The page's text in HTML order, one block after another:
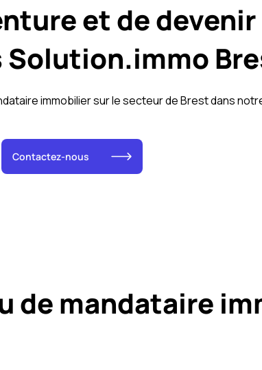
et de
Solution.immo
immobilier sur le secteur de Brest dans
Contactez-nous
de mandataire